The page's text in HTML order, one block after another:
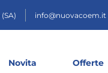
info@nuovacoem.it
Novita Offerte